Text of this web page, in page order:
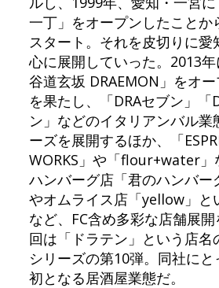
一丁」をオープンしたことか
スタート。それを皮切りに愛
心に展開していった。2013
谷道玄坂 DRAEMON」をオ
を果たし、「DRAセブン」「
ン」などのイタリアンバル業
ーズを展開するほか、「
WORKS」や「flour+water」
ハンバーグ店「君のハンバー
やオムライス店「yellow」と
など、FC含め多彩な店舗展
回は「ドラテン」という店名
シリーズの第10弾。同社に
初となる居酒屋業態だ。